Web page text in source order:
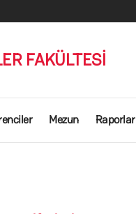
FAKÜLTESİ
Mezun Raporlar